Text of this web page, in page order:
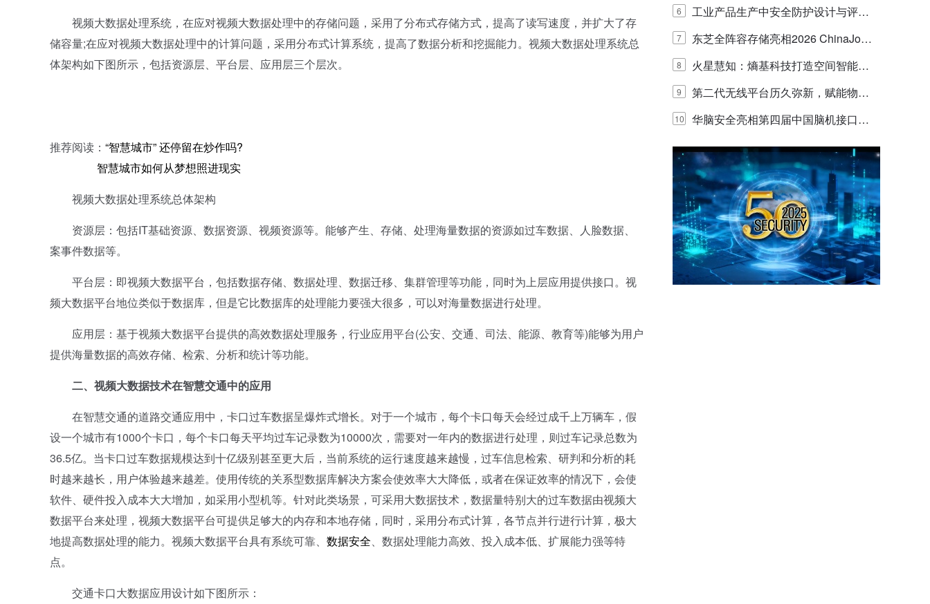
视频大数据处理系统，在应对视频大数据处理中的存储问题，采用了分布式存储方式，提高了读写速度，并扩大了存
储容量;在应对视频大数据处理中的计算问题，采用分布式计算系统，提高了数据分析和挖掘能力。视频大数据处理系统总
体架构如下图所示，包括资源层、平台层、应用层三个层次。
推荐阅读： “智慧城市” 还停留在炒作吗?
智慧城市如何从梦想照进现实
视频大数据处理系统总体架构
资源层：包括IT基础资源、数据资源、视频资源等。能够产生、存储、处理海量数据的资源如过车数据、人脸数据、
案事件数据等。
平台层：即视频大数据平台，包括数据存储、数据处理、数据迁移、集群管理等功能，同时为上层应用提供接口。视
频大数据平台地位类似于数据库，但是它比数据库的处理能力要强大很多，可以对海量数据进行处理。
应用层：基于视频大数据平台提供的高效数据处理服务，行业应用平台(公安、交通、司法、能源、教育等)能够为用户
提供海量数据的高效存储、检索、分析和统计等功能。
二、视频大数据技术在智慧交通中的应用
在智慧交通的道路交通应用中，卡口过车数据呈爆炸式增长。对于一个城市，每个卡口每天会经过成千上万辆车，假
设一个城市有1000个卡口，每个卡口每天平均过车记录数为10000次，需要对一年内的数据进行处理，则过车记录总数为
36.5亿。当卡口过车数据规模达到十亿级别甚至更大后，当前系统的运行速度越来越慢，过车信息检索、研判和分析的耗
时越来越长，用户体验越来越差。使用传统的关系型数据库解决方案会使效率大大降低，或者在保证效率的情况下，会使
软件、硬件投入成本大大增加，如采用小型机等。针对此类场景，可采用大数据技术，数据量特别大的过车数据由视频大
数据平台来处理，视频大数据平台可提供足够大的内存和本地存储，同时，采用分布式计算，各节点并行进行计算，极大
地提高数据处理的能力。视频大数据平台具有系统可靠、 数据安全、数据处理能力高效、投入成本低、扩展能力强等特
点。
交通卡口大数据应用设计如下图所示：
E IQ 3.20开启安防运营智能新时代
6
工业产品生产中安全防护设计与评估
的实践与探讨
7
东芝全阵容存储亮相2026 ChinaJo
y，以海量数据底座赋能“与AI同游”新
体验
8
火星慧知：熵基科技打造空间智能时
代的认知中枢
9
第二代无线平台历久弥新，赋能物联
网创新迭代
10
华脑安全亮相第四届中国脑机接口大
赛 工业安全脑机接口技术赢行业顶级
专家关注